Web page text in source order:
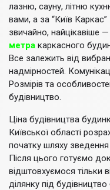
лазню, сауну, літню
вами, а за “Київ
звичайно, найцікавіше —
метра каркасного
Все залежить від
надмірностей.
Розмірів та
будівництво.
Ціна будівництва
Київської області
початку шляху
Після цього готуємо
відштовхуємося тільки
ділянку під